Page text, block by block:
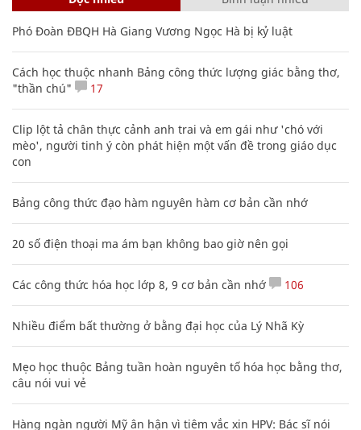
Phó Đoàn ĐBQH Hà Giang Vương Ngọc Hà bị kỷ luật
Cách học thuộc nhanh Bảng công thức lượng giác bằng thơ,
"thần chú"
17
Clip lột tả chân thực cảnh anh trai và em gái như 'chó với
mèo', người tinh ý còn phát hiện một vấn đề trong giáo dục
con
Bảng công thức đạo hàm nguyên hàm cơ bản cần nhớ
20 số điện thoại ma ám bạn không bao giờ nên gọi
Các công thức hóa học lớp 8, 9 cơ bản cần nhớ 106
Nhiều điểm bất thường ở bằng đại học của Lý Nhã Kỳ
Mẹo học thuộc Bảng tuần hoàn nguyên tố hóa học bằng thơ,
câu nói vui vẻ
Hàng ngàn người Mỹ ân hận vì tiêm vắc xin HPV: Bác sĩ nói